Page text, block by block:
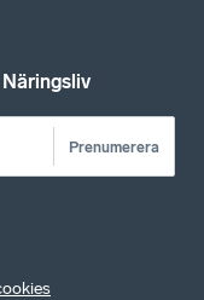
Prenumerera